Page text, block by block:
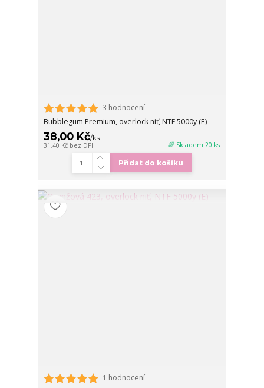
3 hodnocení
Bubblegum Premium, overlock niť, NTF 5000y (E)
38,00 Kč/ks
31,40 Kč bez DPH 🌈 Skladem 20 ks
Přidat do košíku
1 hodnocení